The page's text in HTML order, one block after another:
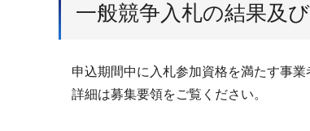
一般競争入札の結果及
申込期間中に入札参加資格を満たす事業
詳細は募集要領をご覧ください。